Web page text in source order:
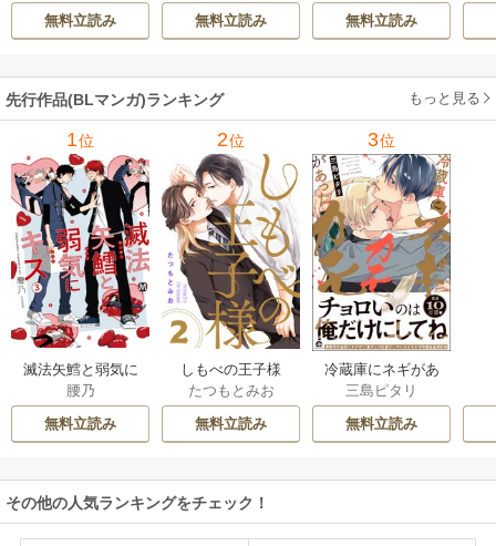
版】
無料立読み
け付き特装版】
無料立読み
無料立読み
先行作品(BLマンガ)ランキング もっと見る
1位
滅法矢鱈と弱気に
キス【コミックス
版】
腰乃
無料立読み
2位
しもべの王子様
【描き下ろしおま
け付き特装版】
たつもとみお
無料立読み
3位
冷蔵庫にネギがあ
ったカモ
三島ピタリ
無料立読み
その他の人気ランキングをチェック！